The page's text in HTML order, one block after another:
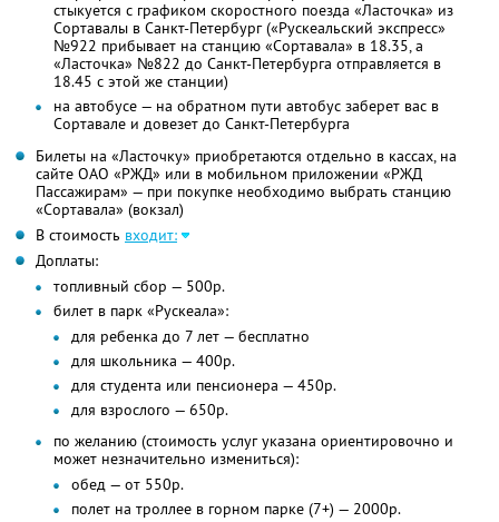
стыкуется с графиком скоростного поезда «Ласточка» из
Сортавалы в Санкт-Петербург («Рускеальский экспресс»
№922 прибывает на станцию «Сортавала» в 18.35, а
«Ласточка» №822 до Санкт-Петербурга отправляется в
18.45 с этой же станции)
на автобусе — на обратном пути автобус заберет вас в
Сортавале и довезет до Санкт-Петербурга
Билеты на «Ласточку» приобретаются отдельно в кассах, на
сайте ОАО «РЖД» или в мобильном приложении «РЖД
Пассажирам» — при покупке необходимо выбрать станцию
«Сортавала» (вокзал)
В стоимость входит:
Доплаты:
топливный сбор — 500р.
билет в парк «Рускеала»:
для ребенка до 7 лет — бесплатно
для школьника — 400р.
для студента или пенсионера — 450р.
для взрослого — 650р.
по желанию (стоимость услуг указана ориентировочно и
может незначительно измениться):
обед — от 550р.
полет на троллее в горном парке (7+) — 2000р.